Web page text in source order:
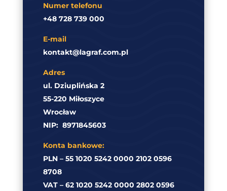
Numer telefonu
+48 728 739 000
E-mail
kontakt@lagraf.com.pl
Adres
ul. Dziuplińska 2
55-220 Miłoszyce
Wrocław
NIP: 8971845603
Konta bankowe:
PLN – 55 1020 5242 0000 2102 0596
8708
VAT – 62 1020 5242 0000 2802 0596